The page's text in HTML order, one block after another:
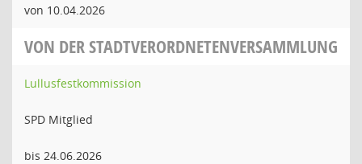
von 10.04.2026
VON DER STADTVERORDNETENVERSAMMLUNG
Lullusfestkommission
SPD Mitglied
bis 24.06.2026